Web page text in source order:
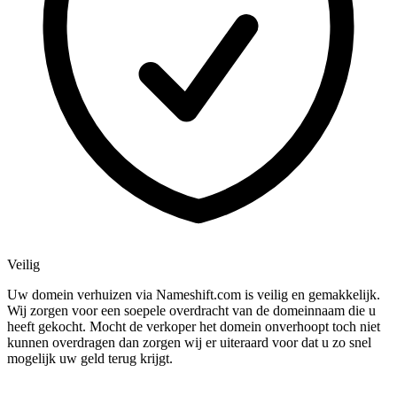
Veilig
Uw domein verhuizen via Nameshift.com is veilig en gemakkelijk.
Wij zorgen voor een soepele overdracht van de domeinnaam die u
heeft gekocht. Mocht de verkoper het domein onverhoopt toch niet
kunnen overdragen dan zorgen wij er uiteraard voor dat u zo snel
mogelijk uw geld terug krijgt.